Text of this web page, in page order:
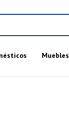
Muebles